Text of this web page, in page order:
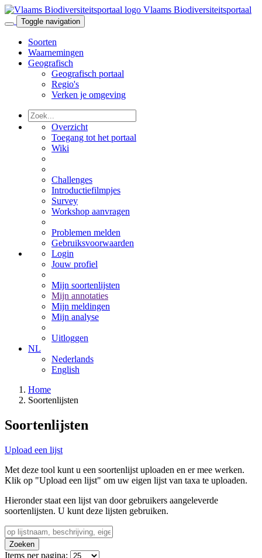
Vlaams Biodiversiteitsportaal
Toggle navigation
Soorten
Waarnemingen
Geografisch
Geografisch portaal
Regio's
Verken je omgeving
Overzicht
Toegang tot het portaal
Wiki
Challenges
Introductiefilmpjes
Survey
Workshop aanvragen
Problemen melden
Gebruiksvoorwaarden
Login
Jouw profiel
Mijn soortenlijsten
Mijn annotaties
Mijn meldingen
Mijn analyse
Uitloggen
NL
Nederlands
English
Home
Soortenlijsten
Soortenlijsten
Upload een lijst
Met deze tool kunt u een soortenlijst uploaden en er mee werken.
Klik op "Upload een lijst" om uw eigen lijst van taxa te uploaden.
Hieronder staat een lijst van door gebruikers aangeleverde
soortenlijsten. U kunt deze lijsten gebruiken.
Zoeken
Items per pagina: